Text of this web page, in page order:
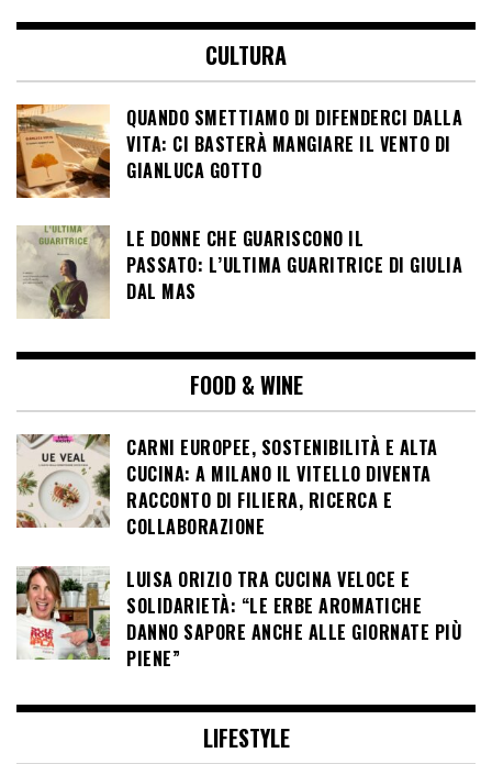
CULTURA
QUANDO SMETTIAMO DI DIFENDERCI DALLA
VITA: CI BASTERÀ MANGIARE IL VENTO DI
GIANLUCA GOTTO
LE DONNE CHE GUARISCONO IL
PASSATO: L’ULTIMA GUARITRICE DI GIULIA
DAL MAS
FOOD & WINE
CARNI EUROPEE, SOSTENIBILITÀ E ALTA
CUCINA: A MILANO IL VITELLO DIVENTA
RACCONTO DI FILIERA, RICERCA E
COLLABORAZIONE
LUISA ORIZIO TRA CUCINA VELOCE E
SOLIDARIETÀ: “LE ERBE AROMATICHE
DANNO SAPORE ANCHE ALLE GIORNATE PIÙ
PIENE”
LIFESTYLE